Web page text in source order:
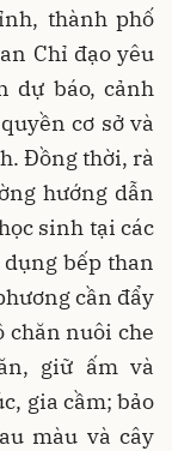
thành phố
Chỉ đạo yêu
dự báo, cảnh
cơ sở và
Đồng thời, rà
hướng dẫn
sinh tại các
bếp than
cần đẩy
chăn nuôi che
giữ ấm và
gia cầm; bảo
màu và cây